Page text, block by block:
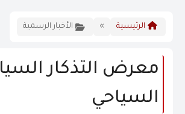
الرئيسية » الأخبار الرسمية
معرض التذكار
السياحي